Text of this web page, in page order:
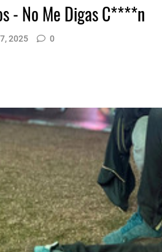
- No Me Digas C****n
2025 0